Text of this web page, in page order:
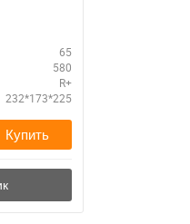
65
580
R+
232*173*225
Купить